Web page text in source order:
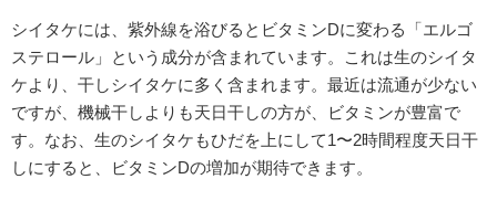
シイタケには、紫外線を浴びるとビタミンDに変わる「エルゴ
ステロール」という成分が含まれています。これは生のシイタ
ケより、干しシイタケに多く含まれます。最近は流通が少ない
ですが、機械干しよりも天日干しの方が、ビタミンが豊富で
す。なお、生のシイタケもひだを上にして1〜2時間程度天日干
しにすると、ビタミンDの増加が期待できます。